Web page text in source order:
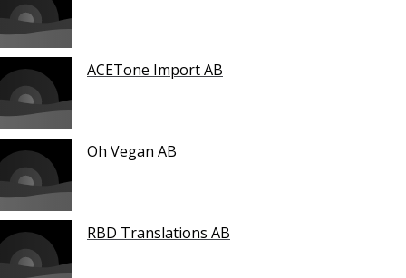
ACETone Import AB
Oh Vegan AB
RBD Translations AB